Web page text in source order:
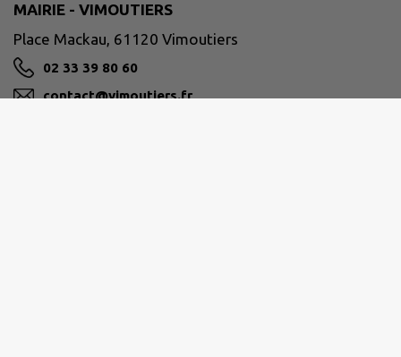
MAIRIE - VIMOUTIERS
Place Mackau, 61120 Vimoutiers
02 33 39 80 60
contact@vimoutiers.fr